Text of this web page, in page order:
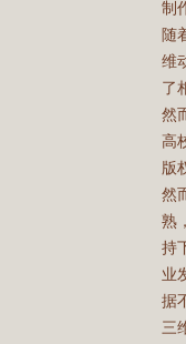
制
随
维
了
然
高
版
然
熟
持
业
据
三